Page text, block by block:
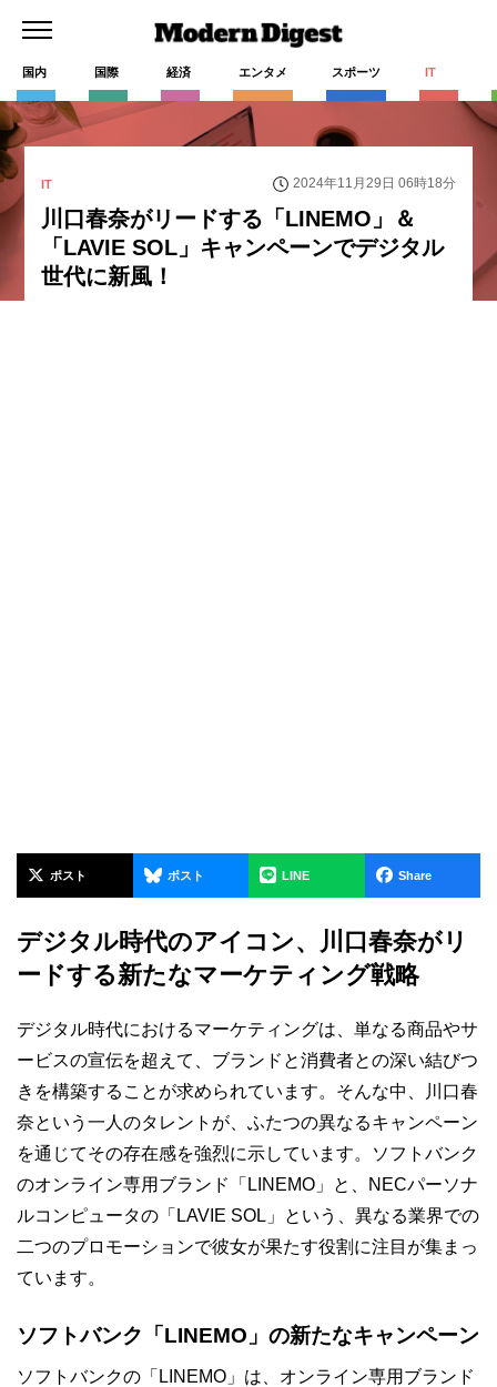
国内 国際 経済 エンタメ スポーツ IT
IT 2024年11月29日 06時18分
川口春奈がリードする「LINEMO」＆
「LAVIE SOL」キャンペーンでデジタル
世代に新風！
ポスト ポスト LINE Share
デジタル時代のアイコン、川口春奈がリ
ードする新たなマーケティング戦略
デジタル時代におけるマーケティングは、単なる商品やサ
ービスの宣伝を超えて、ブランドと消費者との深い結びつ
きを構築することが求められています。そんな中、川口春
奈という一人のタレントが、ふたつの異なるキャンペーン
を通じてその存在感を強烈に示しています。ソフトバンク
のオンライン専用ブランド「LINEMO」と、NECパーソナ
ルコンピュータの「LAVIE SOL」という、異なる業界での
二つのプロモーションで彼女が果たす役割に注目が集まっ
ています。
ソフトバンク「LINEMO」の新たなキャンペーン
ソフトバンクの「LINEMO」は、オンライン専用ブランド